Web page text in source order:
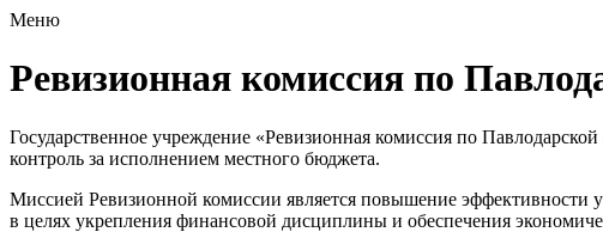
Меню
Ревизионная комиссия по
Государственное учреждение «Ревизионная комиссия по
контроль за исполнением местного бюджета.
Миссией Ревизионной комиссии является повышение эффективности
в целях укрепления финансовой дисциплины и обеспечения